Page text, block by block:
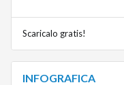
Scaricalo gratis!
INFOGRAFICA